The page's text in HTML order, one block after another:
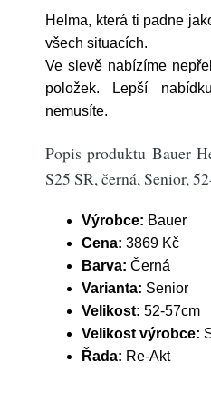
Helma, která ti padne
všech situacích.
Ve slevě nabízíme
položek. Lepší
nemusíte.
Popis produktu Bauer
S25 SR, černá, Senior,
Výrobce: Bauer
Cena: 3869 Kč
Barva: Černá
Varianta: Senior
Velikost: 52-57cm
Velikost výrobce:
Řada: Re-Akt